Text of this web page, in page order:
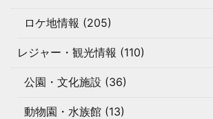
ロケ地情報 (205)
レジャー・観光情報 (110)
公園・文化施設 (36)
動物園・水族館 (13)